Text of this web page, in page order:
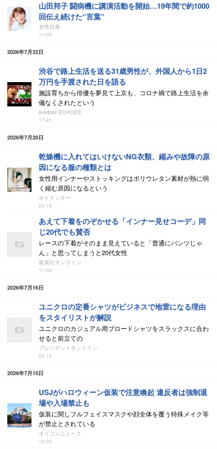
山田邦子 闘病機に講演活動を開始…19年間で約1000
回伝え続けた“言葉”
女性自身
11:00
2026年7月22日
渋谷で路上生活を送る31歳男性が、外国人から1日2
万円を手渡された日を語る
施設育ちから俳優を夢見て上京も、コロナ禍で路上生活を余
儀なくされたという
livedoor ECHOES
17:45
2026年7月20日
乾燥機に入れてはいけないNG衣類、縮みや故障の原
因になる服の種類とは
女性用インナーやストッキングはポリウレタン素材が熱に弱
く縮む原因になるという
オトナンサー
20:15
あえて下着をのぞかせる「インナー見せコーデ」同
じ20代でも賛否
レースの下着がそのまま見えていると「普通にパンツじゃ
ん」と思ってしまうと20代女性
集英社オンライン
11:00
2026年7月16日
ユニクロの定番シャツがビジネスで地雷になる理由
をスタイリストが解説
ユニクロのカジュアル用ブロードシャツをスラックスに合わ
せると前立ての
プレジデントオンライン
20:15
2026年7月15日
USJがハロウィーン仮装で注意喚起 違反者は強制退
場や入場禁止も
仮装に関しフルフェイスマスクや顔全体を覆う特殊メイク等
が禁止とされている
オリコンニュース
12:00